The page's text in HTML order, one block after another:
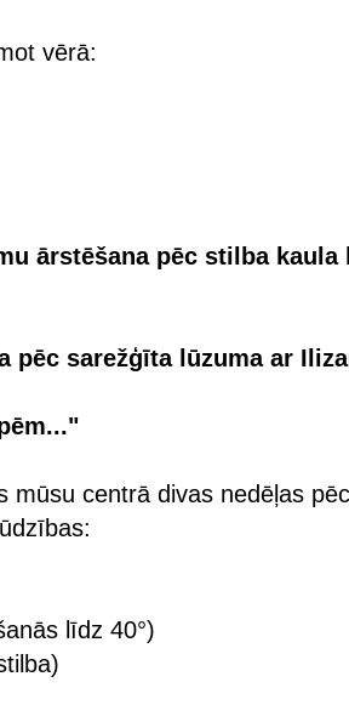
vērā:
ārstēšana pēc stilba kaula
sarežģīta lūzuma ar
mūsu centrā divas nedēļas
līdz 40°)